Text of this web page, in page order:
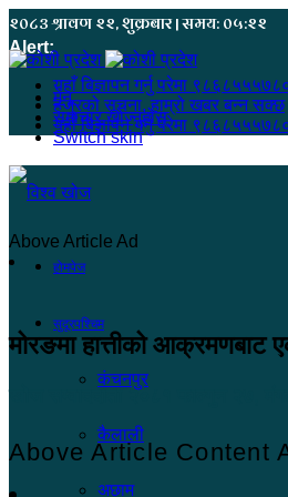
२०८३ श्रावण २२, शुक्रबार | समय: ०५:२२
Alert:
यहाँ बिज्ञापन गर्नु परेमा
हजुरको सूचना, हाम्रो खबर बन्न सक्छ
यहाँ बिज्ञापन गर्नु परेमा
मेनू
समाचार खोज्नुहोस्
Switch skin
होमपेज
सुदूरपश्चिम
कंचनपुर
कैलाली
अछाम
Above Article Ad
मोरङमा हात्तीको आक्रमणबाट
२०८१ फाल्गुन २७,
Above Article Content